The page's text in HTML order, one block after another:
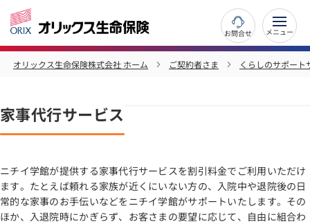
お問合せ
オリックス生命保険株式会社 ホーム ご契約者さま くらしのサポート
家事代行サービス
ニチイ学館が提供する家事代行サービスを割引料金でご利用いただけ
ます。たとえば頼れる家族が近くにいない方の、入院中や退院後の日
常的な家事のお手伝いなどをニチイ学館がサポートいたします。その
ほか、入退院時にかぎらず、お客さまの要望に応じて、自由に組合わ